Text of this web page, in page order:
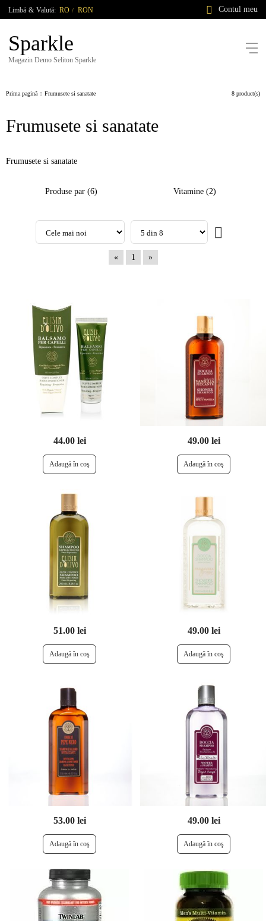
Limbă & Valută: RO / RON Contul meu
Sparkle
Magazin Demo Seliton Sparkle
Prima pagină Frumusete si sanatate 8 product(s)
Frumusete si sanatate
Frumusete si sanatate
Produse par (6) Vitamine (2)
« 1 »
44.00 lei 49.00 lei
51.00 lei 49.00 lei
53.00 lei 49.00 lei